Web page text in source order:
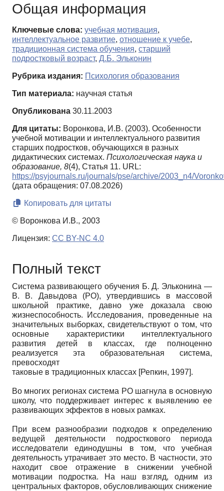
Общая информация
Ключевые слова: учебная мотивация,
интеллектуальное развитие, отношение к учебе,
традиционная система обучения, старший
подростковый возраст, Д.Б. Эльконин
Рубрика издания: Психология образования
Тип материала: научная статья
Опубликована 30.11.2003
Для цитаты: Воронкова, И.В. (2003). Особенности
учебной мотивации и интеллектуального развития
старших подростков, обучающихся в разных
дидактических системах. Психологическая наука и
образование, 8(4), Статья 11. URL:
https://psyjournals.ru/journals/pse/archive/2003_n4/
(дата обращения: 07.08.2026)
Копировать для цитаты
© Воронкова И.В., 2003
Лицензия: CC BY-NC 4.0
Полный текст
Система развивающего обучения Б. Д. Эльконина —
В. В. Давыдова (РО), утвердившись в массовой
школьной практике, давно уже доказала свою
жизнеспособность. Исследования, проведенные на
значительных выборках, свидетельствуют о том, что
основные характеристики интеллектуального
развития детей в классах, где полноценно
реализуется эта образовательная система,
превосходят
таковые в традиционных классах [Репкин, 1997].
Во многих регионах система РО шагнула в основную
школу, что поддерживает интерес к выявлению ее
развивающих эффектов в новых рамках.
При всем разнообразии подходов к определению
ведущей деятельности подросткового периода
исследователи единодушны в том, что учебная
деятельность утрачивает это место. В частности, это
находит свое отражение в снижении учебной
мотивации подростка. На наш взгляд, одним из
центральных факторов, обусловливающих снижение